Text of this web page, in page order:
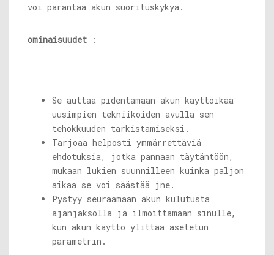
voi parantaa akun suorituskykyä.
ominaisuudet :
Se auttaa pidentämään akun käyttöikää
uusimpien tekniikoiden avulla sen
tehokkuuden tarkistamiseksi.
Tarjoaa helposti ymmärrettäviä
ehdotuksia, jotka pannaan täytäntöön,
mukaan lukien suunnilleen kuinka paljon
aikaa se voi säästää jne.
Pystyy seuraamaan akun kulutusta
ajanjaksolla ja ilmoittamaan sinulle,
kun akun käyttö ylittää asetetun
parametrin.